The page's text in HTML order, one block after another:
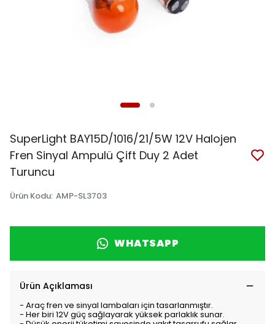
SuperLight BAY15D/1016/21/5W 12V Halojen
Fren Sinyal Ampulü Çift Duy 2 Adet
Turuncu
Ürün Kodu: AMP-SL3703
WHATSAPP
Ürün Açıklaması
- Araç fren ve sinyal lambaları için tasarlanmıştır.
- Her biri 12V güç sağlayarak yüksek parlaklık sunar.